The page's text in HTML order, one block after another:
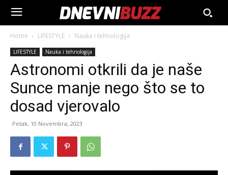
Home LIFESTYLE Nauka i tehnologija
LIFESTYLE Nauka i tehnologija
Astronomi otkrili da je naše
Sunce manje nego što se to
dosad vjerovalo
Petak, 10 Novembra, 2023